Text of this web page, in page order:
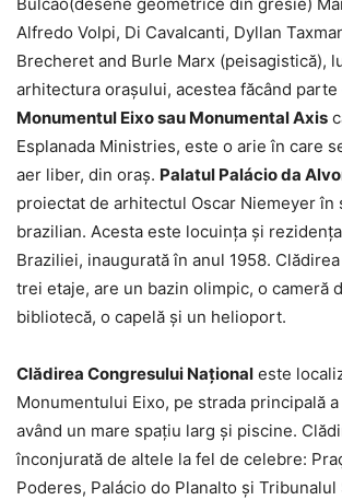
Alfredo Volpi, Di Cavalcanti, Dyllan
Brecheret and Burle Marx (peisagistică),
arhitectura orașului, acestea făcând parte
Monumentul Eixo sau Monumental Axis
Esplanada Ministries, este o arie în care
aer liber, din oraș. Palatul Palácio da
proiectat de arhitectul Oscar Niemeyer în
brazilian. Acesta este locuința și
Braziliei, inaugurată în anul 1958.
trei etaje, are un bazin olimpic, o cameră
bibliotecă, o capelă și un helioport.
Clădirea Congresului Național este
Monumentului Eixo, pe strada principală
având un mare spațiu larg și piscine.
înconjurată de altele la fel de celebre:
Poderes, Palácio do Planalto și Tribunalul